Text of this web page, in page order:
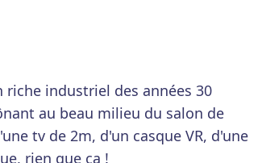
riche industriel des années 30
au beau milieu du salon de
tv de 2m, d'un casque VR, d'une
rien que ça !